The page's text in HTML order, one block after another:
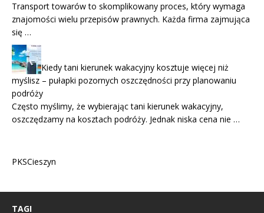
Transport towarów to skomplikowany proces, który wymaga
znajomości wielu przepisów prawnych. Każda firma zajmująca
się …
Kiedy tani kierunek wakacyjny kosztuje więcej niż
myślisz – pułapki pozornych oszczędności przy planowaniu
podróży
Często myślimy, że wybierając tani kierunek wakacyjny,
oszczędzamy na kosztach podróży. Jednak niska cena nie …
PKSCieszyn
TAGI